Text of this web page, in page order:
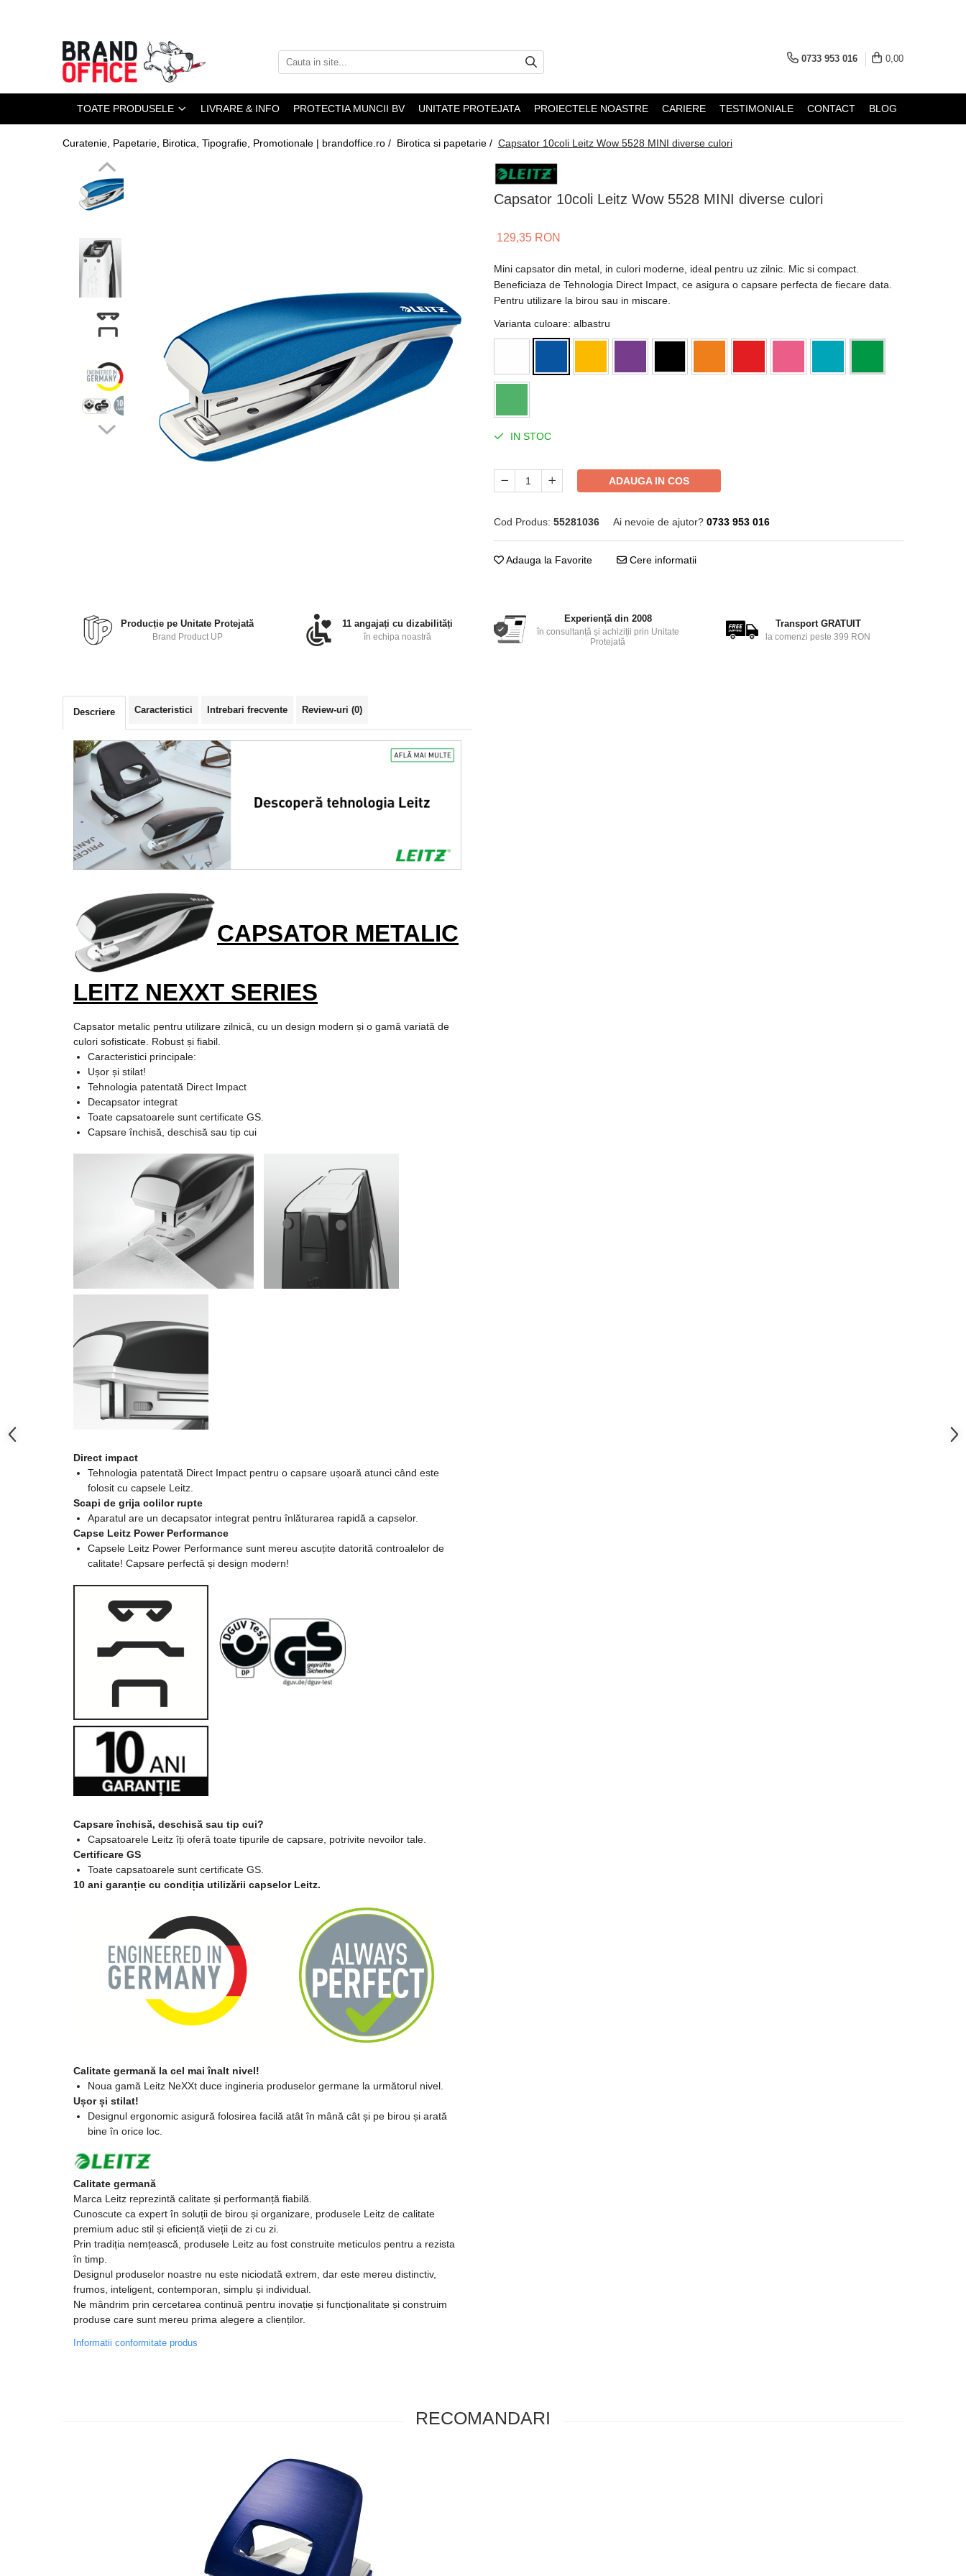
Toate Produsele
Unitate Protejata - PRODUCTIE
Produse consumabile din hartie
Detergenti si dezinfectanti
Formulare tipizate
Saci menajeri (Unitate Protejata)
Agende personalizabile
Organizatoare business
Birotica si papetarie
Hartie si articole din hartie
Bibliorafturi, caiete mecanice,
Capsatoare, capse si
perforatoare
Caiete si blocnotesuri
Seturi de scris Premium
Textmarkere
Markere diverse
Carioci si creioane colorate
Rezerve instrumente scris
Tavite documente si suporturi
Ascutitori, radiere, agrafe
Produse Antibacteriene
Articole pentru baie
Articole pentru bucatarie
Maturi, mopuri si galeti
si dispensere
Articole pentru rufe, casa,
geamuri, mobila
Articole pentru birou, suprafete,
Intretinere si odorizante masina
Saci de gunoi
Accesorii pentru curatenie
Caiete si blocnotesuri
Stampile, tusiere si tus
Imbracaminte
Bluze & Pulovere
Reflectorizante
Incaltaminte de oras si munte
Echipamente medicale
Manusi de protectie
Ochelari de protectie si viziere
Masti de protectie respiratorie
Sepci, caciuli si esarfe
Accesorii pentru protectia
Sosete de lucru
Articole de unica folosinta
Copii - tricouri si hanorace
Comunicare si prezentare
Ecrane de proiectie
Accesorii prezentare
Table magnetice (whiteboard-
Electronice si accesorii tech
Securitate digitala
Adaptoare de calatorie
Baterii si acumulatori
Cabluri si conectivitate
Incarcatoare wireless
Incarcatoare cu fir si auto
Ceasuri smart - Smartwatch
0733 953 016 0,00
TOATE PRODUSELE LIVRARE & INFO PROTECTIA MUNCII BV UNITATE PROTEJATA PROIECTELE NOASTRE CARIERE TESTIMONIALE CONTACT BLOG
Curatenie, Papetarie, Birotica, Tipografie, Promotionale | brandoffice.ro / Birotica si papetarie / Capsator 10coli Leitz Wow 5528 MINI diverse culori
Capsator 10coli Leitz Wow 5528 MINI diverse culori
129,35 RON
Mini capsator din metal, in culori moderne, ideal pentru uz zilnic. Mic si compact.
Beneficiaza de Tehnologia Direct Impact, ce asigura o capsare perfecta de fiecare data.
Pentru utilizare la birou sau in miscare.
Varianta culoare: albastru
IN STOC
ADAUGA IN COS
Cod Produs: 55281036 Ai nevoie de ajutor? 0733 953 016
Adauga la Favorite Cere informatii
Producție pe Unitate Protejată
Brand Product UP
11 angajați cu dizabilități
în echipa noastră
Experiență din 2008
în consultanță și achiziții prin Unitate
Protejată
Transport GRATUIT
la comenzi peste 399 RON
Descriere Caracteristici Intrebari frecvente Review-uri (0)
CAPSATOR METALIC
LEITZ NEXXT SERIES
Capsator metalic pentru utilizare zilnică, cu un design modern și o gamă variată de
culori sofisticate. Robust și fiabil.
Caracteristici principale:
Ușor și stilat!
Tehnologia patentată Direct Impact
Decapsator integrat
Toate capsatoarele sunt certificate GS.
Capsare închisă, deschisă sau tip cui
Direct impact
Tehnologia patentată Direct Impact pentru o capsare ușoară atunci când este
folosit cu capsele Leitz.
Scapi de grija colilor rupte
Aparatul are un decapsator integrat pentru înlăturarea rapidă a capselor.
Capse Leitz Power Performance
Capsele Leitz Power Performance sunt mereu ascuțite datorită controalelor de
calitate! Capsare perfectă și design modern!
Capsare închisă, deschisă sau tip cui?
Capsatoarele Leitz îți oferă toate tipurile de capsare, potrivite nevoilor tale.
Certificare GS
Toate capsatoarele sunt certificate GS.
10 ani garanție cu condiția utilizării capselor Leitz.
Calitate germană la cel mai înalt nivel!
Noua gamă Leitz NeXXt duce ingineria produselor germane la următorul nivel.
Ușor și stilat!
Designul ergonomic asigură folosirea facilă atât în mână cât și pe birou și arată
bine în orice loc.
Calitate germană
Marca Leitz reprezintă calitate și performanță fiabilă.
Cunoscute ca expert în soluții de birou și organizare, produsele Leitz de calitate
premium aduc stil și eficiență vieții de zi cu zi.
Prin tradiția nemțească, produsele Leitz au fost construite meticulos pentru a rezista
în timp.
Designul produselor noastre nu este niciodată extrem, dar este mereu distinctiv,
frumos, inteligent, contemporan, simplu și individual.
Ne mândrim prin cercetarea continuă pentru inovație și funcționalitate și construim
produse care sunt mereu prima alegere a clienților.
Informatii conformitate produs
RECOMANDARI